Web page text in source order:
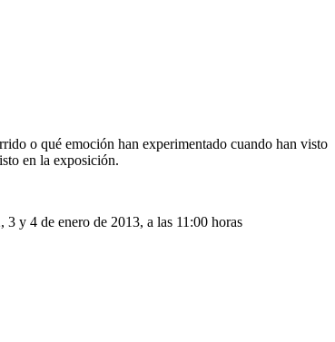
o qué emoción han experimentado cuando han visto
en la exposición.
y 4 de enero de 2013, a las 11:00 horas